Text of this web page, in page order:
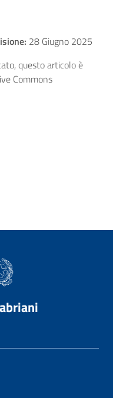
28 Giugno 2025
questo articolo è
Commons